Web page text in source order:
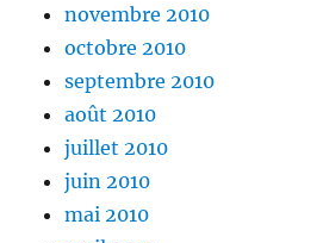
novembre 2010
octobre 2010
septembre 2010
août 2010
juillet 2010
juin 2010
mai 2010